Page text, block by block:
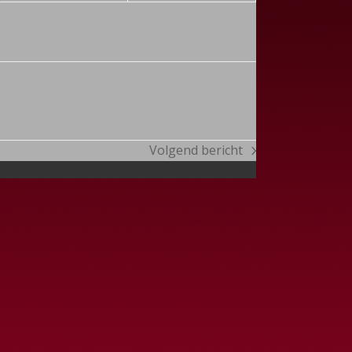
next
post:
Volgend bericht